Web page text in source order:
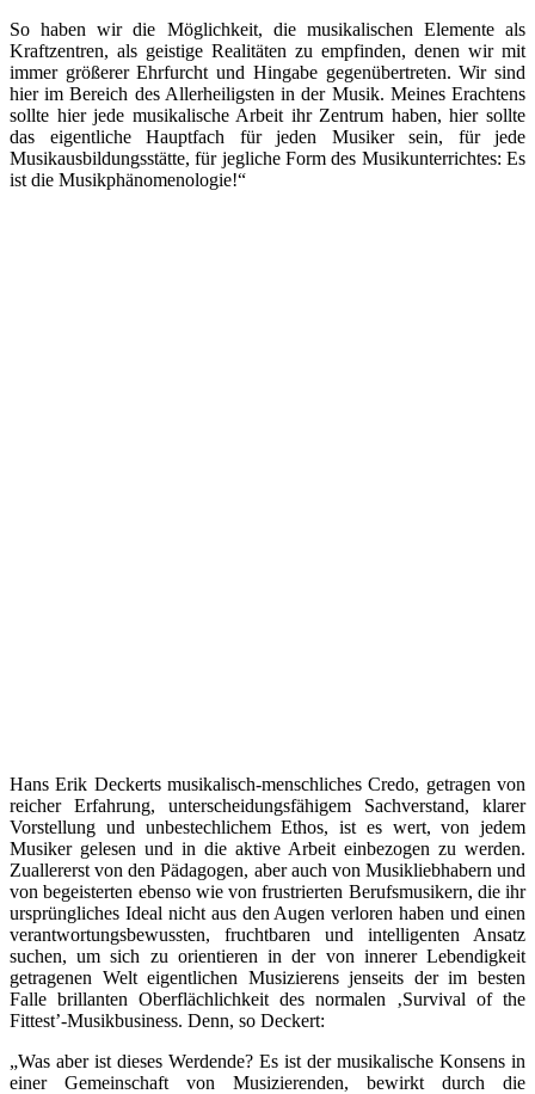
So haben wir die Möglichkeit, die musikalischen Elemente als
Kraftzentren, als geistige Realitäten zu empfinden, denen wir mit
immer größerer Ehrfurcht und Hingabe gegenübertreten. Wir sind
hier im Bereich des Allerheiligsten in der Musik. Meines Erachtens
sollte hier jede musikalische Arbeit ihr Zentrum haben, hier sollte
das eigentliche Hauptfach für jeden Musiker sein, für jede
Musikausbildungsstätte, für jegliche Form des Musikunterrichtes: Es
ist die Musikphänomenologie!“
Hans Erik Deckerts musikalisch-menschliches Credo, getragen von
reicher Erfahrung, unterscheidungsfähigem Sachverstand, klarer
Vorstellung und unbestechlichem Ethos, ist es wert, von jedem
Musiker gelesen und in die aktive Arbeit einbezogen zu werden.
Zuallererst von den Pädagogen, aber auch von Musikliebhabern und
von begeisterten ebenso wie von frustrierten Berufsmusikern, die ihr
ursprüngliches Ideal nicht aus den Augen verloren haben und einen
verantwortungsbewussten, fruchtbaren und intelligenten Ansatz
suchen, um sich zu orientieren in der von innerer Lebendigkeit
getragenen Welt eigentlichen Musizierens jenseits der im besten
Falle brillanten Oberflächlichkeit des normalen ‚Survival of the
Fittest’-Musikbusiness. Denn, so Deckert:
„Was aber ist dieses Werdende? Es ist der musikalische Konsens in
einer Gemeinschaft von Musizierenden, bewirkt durch die